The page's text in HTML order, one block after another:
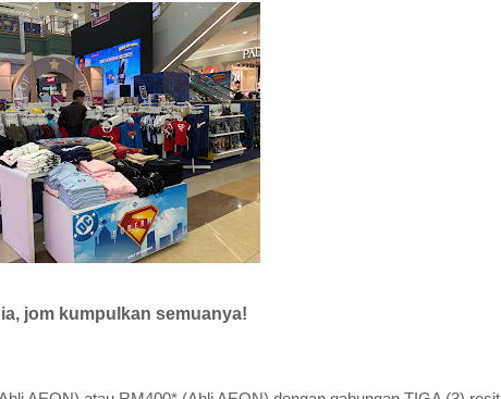
jom kumpulkan semuanya!